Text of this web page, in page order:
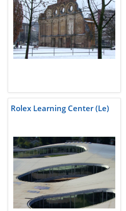
Rolex Learning Center (Le)